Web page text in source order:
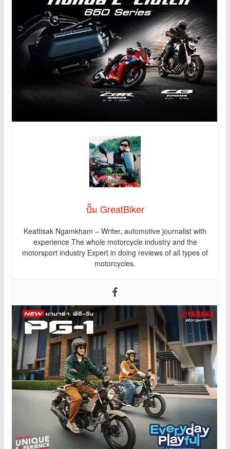
ปั้ม GreatBiker
Keattisak Ngamkham – Writer, automotive journalist with
experience The whole motorcycle industry and the
motorsport industry Expert in doing reviews of all types of
motorcycles.